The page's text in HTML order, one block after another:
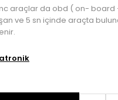
araçlar da obd ( on-
ve 5 sn içinde araçta